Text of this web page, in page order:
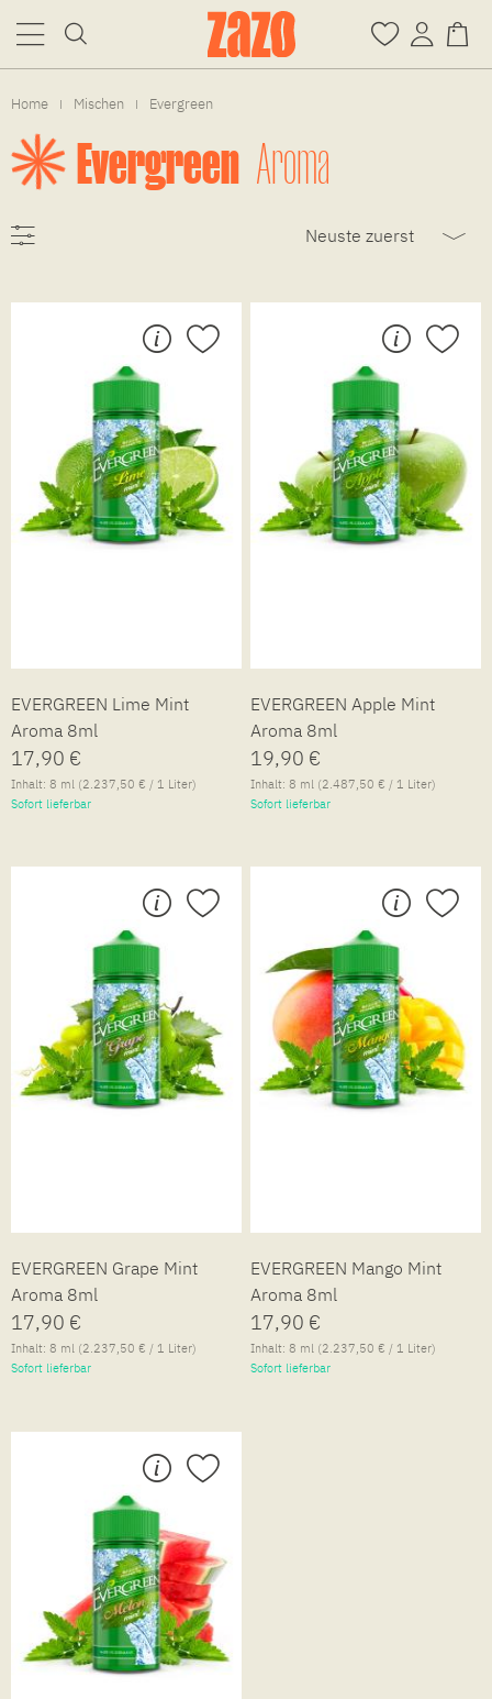
Home | Mischen | Evergreen
Evergreen Aroma
EVERGREEN Lime Mint
Aroma 8ml
17,90 €
Inhalt:8 ml (2.237,50 € / 1 Liter)
Sofort lieferbar
EVERGREEN Apple Mint
Aroma 8ml
19,90 €
Inhalt:8 ml (2.487,50 € / 1 Liter)
Sofort lieferbar
EVERGREEN Grape Mint
Aroma 8ml
17,90 €
Inhalt:8 ml (2.237,50 € / 1 Liter)
Sofort lieferbar
EVERGREEN Mango Mint
Aroma 8ml
17,90 €
Inhalt:8 ml (2.237,50 € / 1 Liter)
Sofort lieferbar